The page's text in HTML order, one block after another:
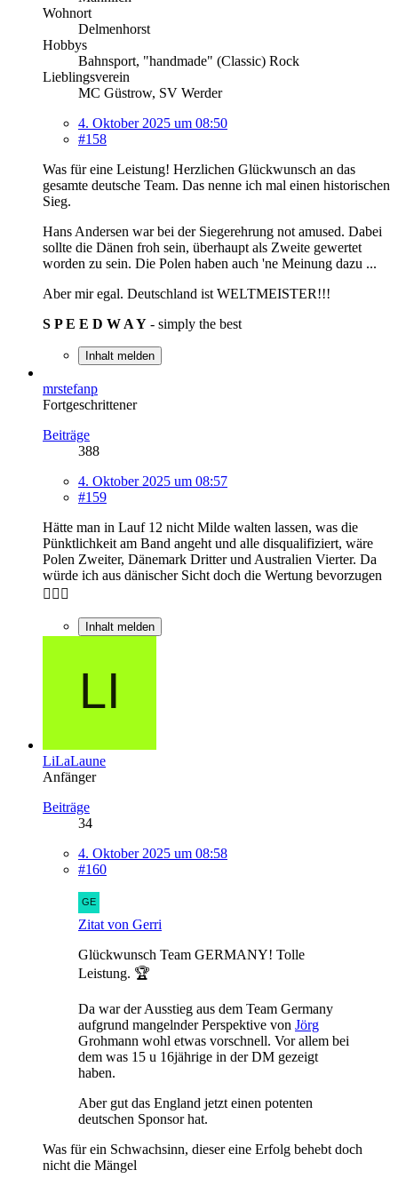
Wohnort
Delmenhorst
Hobbys
Bahnsport, "handmade" (Classic) Rock
Lieblingsverein
MC Güstrow, SV Werder
4. Oktober 2025 um 08:50
#158
Was für eine Leistung! Herzlichen Glückwunsch an das
gesamte deutsche Team. Das nenne ich mal einen historischen
Sieg.
Hans Andersen war bei der Siegerehrung not amused. Dabei
sollte die Dänen froh sein, überhaupt als Zweite gewertet
worden zu sein. Die Polen haben auch 'ne Meinung dazu ...
Aber mir egal. Deutschland ist WELTMEISTER!!!
S P E E D W A Y - simply the best
Inhalt melden
mrstefanp
Fortgeschrittener
Beiträge
388
4. Oktober 2025 um 08:57
#159
Hätte man in Lauf 12 nicht Milde walten lassen, was die
Pünktlichkeit am Band angeht und alle disqualifiziert, wäre
Polen Zweiter, Dänemark Dritter und Australien Vierter. Da
würde ich aus dänischer Sicht doch die Wertung bevorzugen
🤷🏼‍♂️
Inhalt melden
LiLaLaune
Anfänger
Beiträge
34
4. Oktober 2025 um 08:58
#160
Zitat von Gerri
Glückwunsch Team GERMANY! Tolle
Leistung. 🏆
Da war der Ausstieg aus dem Team Germany
aufgrund mangelnder Perspektive von Jörg
Grohmann wohl etwas vorschnell. Vor allem bei
dem was 15 u 16jährige in der DM gezeigt
haben.
Aber gut das England jetzt einen potenten
deutschen Sponsor hat.
Was für ein Schwachsinn, dieser eine Erfolg behebt doch
nicht die Mängel